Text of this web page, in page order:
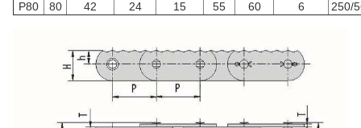
P80 80 42 24 15 55 60 6 250/